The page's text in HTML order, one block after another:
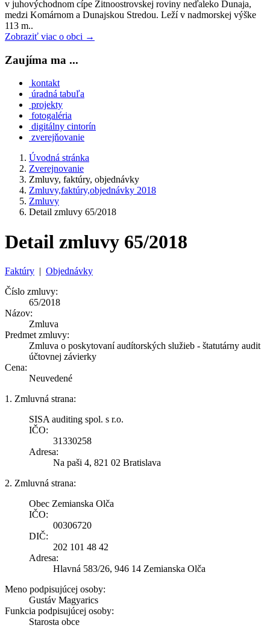
v juhovýchodnom cípe Žitnoostrovskej roviny neďaleko Dunaja,
medzi Komárnom a Dunajskou Stredou. Leží v nadmorskej výške
113 m..
Zobraziť viac o obci →
Zaujíma ma ...
kontakt
úradná tabuľa
projekty
fotogaléria
digitálny cintorín
zverejňovanie
Úvodná stránka
Zverejnovanie
Zmluvy, faktúry, objednávky
Zmluvy,faktúry,objednávky 2018
Zmluvy
Detail zmluvy 65/2018
Detail zmluvy 65/2018
Faktúry | Objednávky
Číslo zmluvy:
65/2018
Názov:
Zmluva
Predmet zmluvy:
Zmluva o poskytovaní audítorských služieb - štatutárny audit
účtovnej závierky
Cena:
Neuvedené
1. Zmluvná strana:
SISA auditing spol. s r.o.
IČO:
31330258
Adresa:
Na paši 4, 821 02 Bratislava
2. Zmluvná strana:
Obec Zemianska Olča
IČO:
00306720
DIČ:
202 101 48 42
Adresa:
Hlavná 583/26, 946 14 Zemianska Olča
Meno podpisujúcej osoby:
Gustáv Magyarics
Funkcia podpisujúcej osoby:
Starosta obce